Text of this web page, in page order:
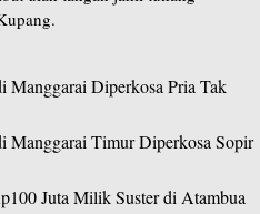
Manggarai Diperkosa Pria Tak
Manggarai Timur Diperkosa Sopir
Juta Milik Suster di Atambua